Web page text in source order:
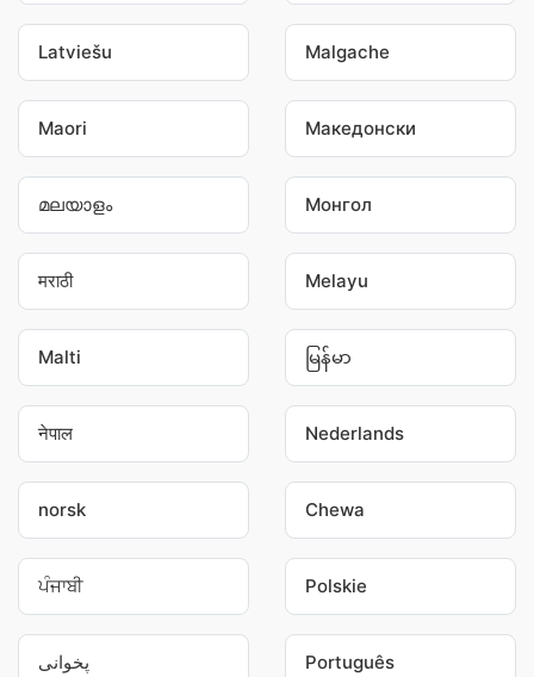
Latviešu Malgache
Maori Македонски
മലയാളം Монгол
मराठी Melayu
Malti မြန်မာ
नेपाल Nederlands
norsk Chewa
ਪੰਜਾਬੀ Polskie
پخوانی Português